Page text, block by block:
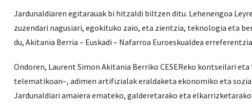
Jardunaldiaren egitarauak bi hitzaldi biltzen ditu. Lehenengoa
zuzendari nagusiari, egokituko zaio, eta zientzia, teknologia eta
du, Akitania Berria – Euskadi – Nafarroa Euroeskualdea
Ondoren, Laurent Simon Akitania Berriko CESEReko kontseilari
telematikoan–, adimen artifizialak eraldaketa ekonomiko eta
Jardunaldiari amaiera emateko, galderetarako eta